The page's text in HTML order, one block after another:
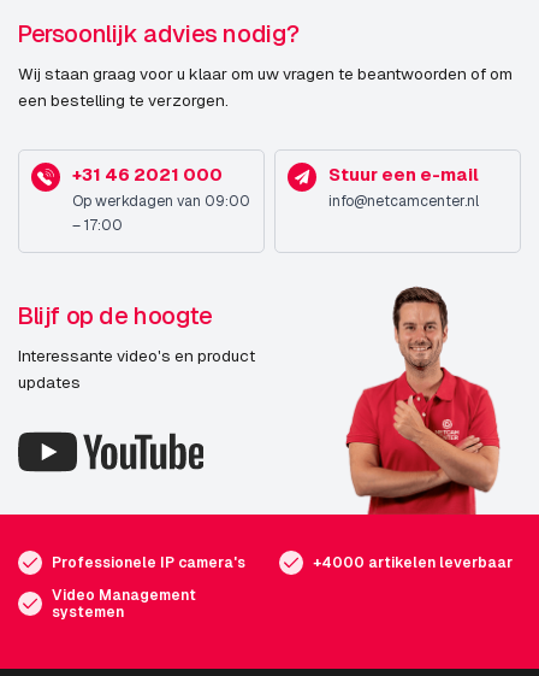
Persoonlijk advies nodig?
Wij staan graag voor u klaar om uw vragen te beantwoorden of om
een bestelling te verzorgen.
+31 46 2021 000
Op werkdagen van 09:00
– 17:00
Stuur een e-mail
info@netcamcenter.nl
Blijf op de hoogte
Interessante video's en product
updates
Professionele IP camera's
+4000 artikelen leverbaar
Video Management
systemen